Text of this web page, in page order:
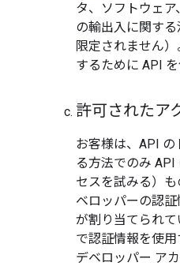
タ、ソフトウェ
の輸出入に関す
限定されません
するために API
許可されたア
お客様は、API
る方法でのみ API
セスを試みる）も
ベロッパーの認
が割り当てられ
で認証情報を使
デベロッパー ア